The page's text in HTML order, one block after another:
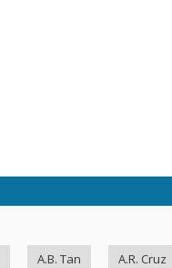
A.B. Tan A.R. Cruz